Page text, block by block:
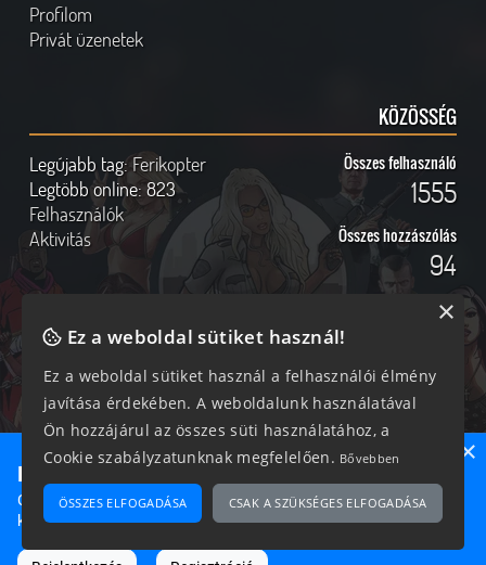
Profilom
Privát üzenetek
KÖZÖSSÉG
Legújabb tag:Ferikopter
Legtöbb online:823
Felhasználók
Aktivitás
Összes felhasználó
1555
Összes hozzászólás
94
Online felhasználók
399 vendég, 0 tag
Kövess Minket!
2026 © Magyar GTA Közösség
hozzájárulásával és a forrás megjelölésével használhatóak fel.
Ne maradj le semmiről!
Csatlakozz most hozzánk, hogy megtudd, milyen egy igazi
közösséghez tartozni!
×
Ez a weboldal sütiket használ!
Ez a weboldal sütiket használ a felhasználói élmény
javítása érdekében. A weboldalunk használatával
Ön hozzájárul az összes süti használatához, a
Cookie szabályzatunknak megfelelően. Bővebben
ÖSSZES ELFOGADÁSA CSAK A SZÜKSÉGES ELFOGADÁSA
×